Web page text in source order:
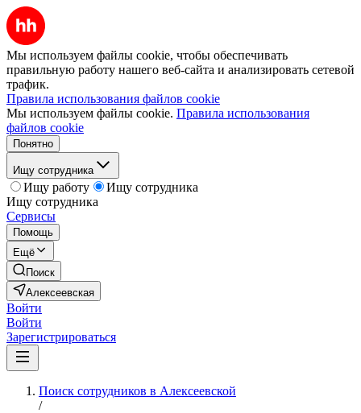
Мы используем файлы cookie, чтобы обеспечивать
правильную работу нашего веб-сайта и анализировать сетевой
трафик.
Правила использования файлов cookie
Мы используем файлы cookie. Правила использования
файлов cookie
Понятно
Ищу сотрудника
Ищу работу
Ищу сотрудника
Ищу сотрудника
Сервисы
Помощь
Ещё
Поиск
Алексеевская
Войти
Войти
Зарегистрироваться
Поиск сотрудников в Алексеевской
/